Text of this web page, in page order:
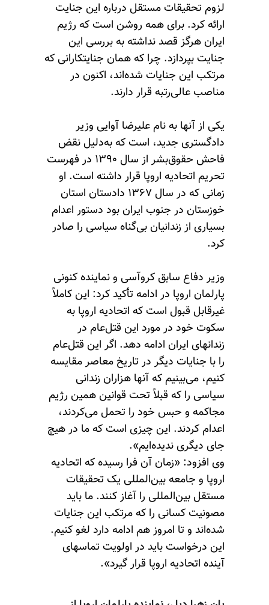
لزوم تحقیقات مستقل درباره این جنایت
ارائه کرد. برای همه روشن است که رژیم
ایران هرگز قصد نداشته به بررسی این
جنایت بپردازد. چرا که همان جنایتکارانی که
مرتکب این جنایات شده‌اند، اکنون در
مناصب عالی‌رتبه قرار دارند.
یکی از آنها به نام علیرضا آوایی وزیر
دادگستری جدید، است که به‌دلیل نقض
فاحش حقوق‌بشر از سال ۱۳۹۰ در فهرست
تحریم اتحادیه اروپا قرار داشته است. او
زمانی که در سال ۱۳۶۷ دادستان استان
خوزستان در جنوب ایران بود دستور اعدام
بسیاری از زندانیان بی‌گناه سیاسی را صادر
کرد.
وزیر دفاع سابق کروآسی و نماینده کنونی
پارلمان اروپا در ادامه تأکید کرد: این کاملاً
غیرقابل قبول است که اتحادیه اروپا به
سکوت خود در مورد این قتل‌عام در
زندانهای ایران ادامه دهد. اگر این قتل‌عام
را با جنایات دیگر در تاریخ معاصر مقایسه
کنیم، می‌بینیم که آنها هزاران زندانی
سیاسی را که قبلاً تحت قوانین همین رژیم
مجاکمه و حبس خود را تحمل می‌کردند،
اعدام کردند. این چیزی است که ما در هیچ
جای دیگری ندیده‌ایم».
وی افزود:‌ «زمان آن فرا رسیده که اتحادیه
اروپا و جامعه بین‌المللی یک تحقیقات
مستقل بین‌المللی را آغاز کنند. ما باید
مصونیت کسانی را که مرتکب این جنایات
شده‌اند و تا امروز هم ادامه دارد لغو کنیم.
این درخواست باید در اولویت تماسهای
آینده اتحادیه اروپا قرار گیرد».